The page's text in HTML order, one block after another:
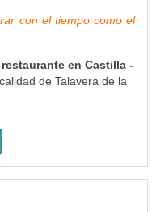
con el tiempo como el
restaurante en Castilla -
de Talavera de la